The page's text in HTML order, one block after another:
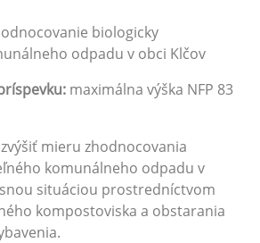
biologicky
odpadu v obci Klčov
maximálna výška NFP 83
mieru zhodnocovania
komunálneho odpadu v
situáciou prostredníctvom
kompostoviska a obstarania